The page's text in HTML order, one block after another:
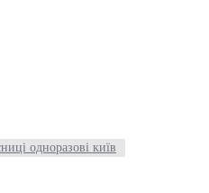
одноразові київ